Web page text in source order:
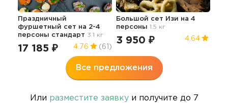
Праздничный
фуршетный сет на 2-4
персоны стандарт 3.1 кг
17 185 ₽ 4.76 (61)
Большой сет Изи на 4
персоны 1.5 кг
3 950 ₽ 4.64
Все предложения
Или разместите заявкуи получите до 7